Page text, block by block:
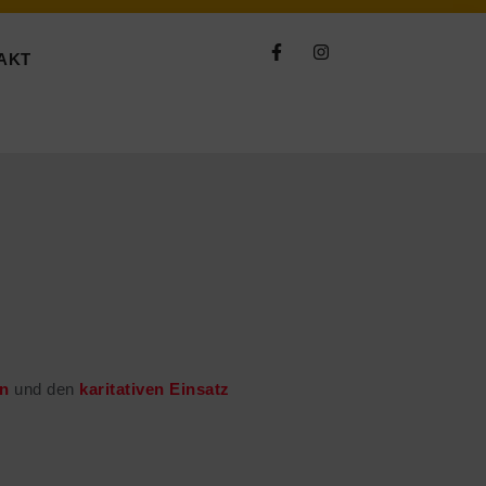
und den karitativen Einsatz